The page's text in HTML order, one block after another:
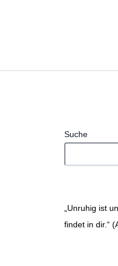
Suche
„Unruhig ist
findet in dir.“